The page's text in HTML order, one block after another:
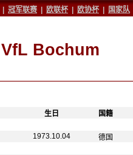
冠军联赛 欧联杯 欧协杯 国家队
VfL Bochum
生日 国籍
1973.10.04 德国